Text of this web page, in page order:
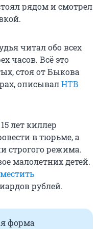
рядом и смотрел
читал обо всех
часов. Всё это
стоя от Быкова
описывалНТВ
лет киллер
в тюрьме, а
строгого режима.
малолетних детей.
рублей.
форма